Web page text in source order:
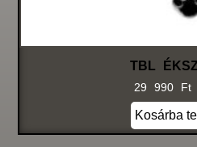
TBL
29 990 Ft
Kosárba